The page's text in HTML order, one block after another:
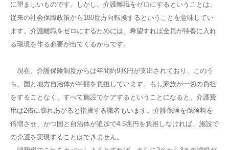
に望ましいものです。しかし、介護離職をゼロにするということは、
従来の社会保障政策から180度方向転換するということを意味してい
ます。介護離職をゼロにするためには、希望すれば全員が特養に入れ
る環境を作る必要が出てくるからです。
現在、介護保険制度からは年間約9兆円が支出されており、このう
ち、国と地方自治体が半額を負担しています。もし家族が一切の負担
をすることなく、すべて施設でケアするということになると、介護費
用は2倍に膨れあがると指摘する識者もいます。介護保険を保険料を
倍増させ、かつ国と自治体が追加で4.5兆円を負担しなければ、施設で
の介護を実現することはできません。